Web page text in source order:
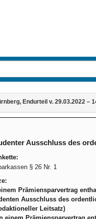
Endurteil v. 29.03.2022 –
Ausschluss des
§ 26 Nr. 1
Prämiensparvertrag
Ausschluss des
Leitsatz)